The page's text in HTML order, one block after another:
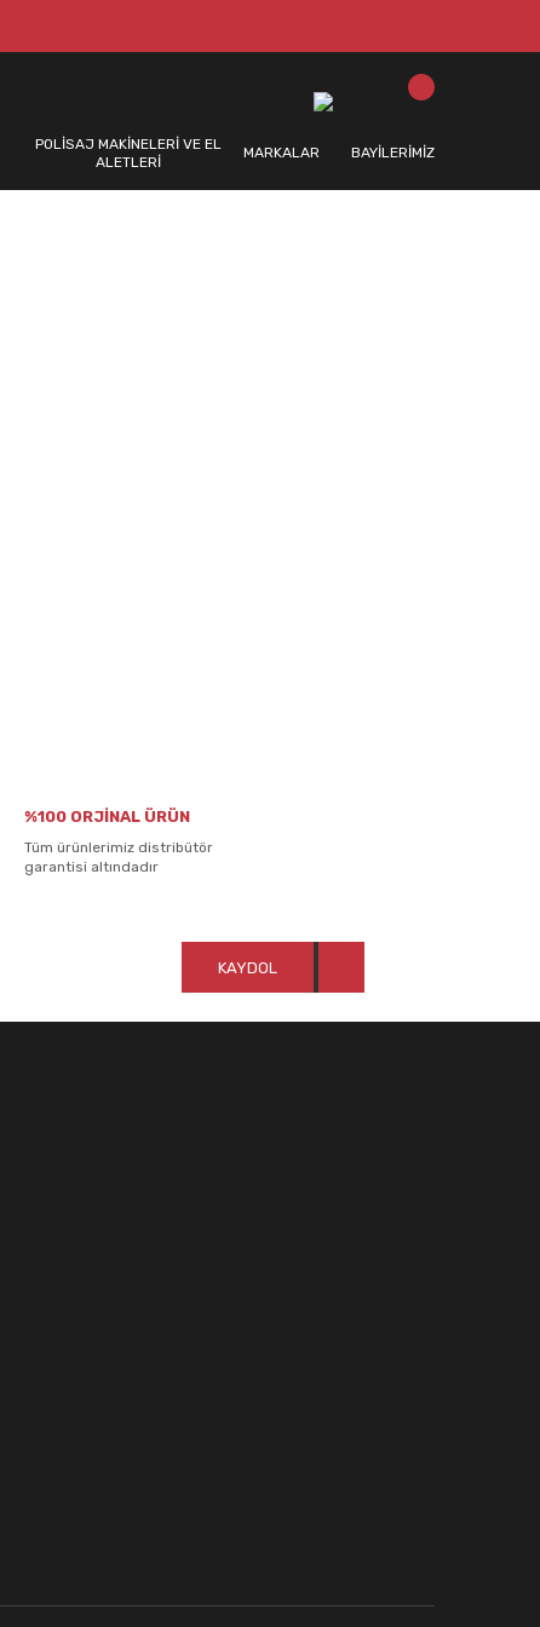
POLİSAJ MAKİNELERİ VE EL
ALETLERİ
MARKALAR BAYİLERİMİZ
%100 ORJİNAL ÜRÜN
Tüm ürünlerimiz distribütör
garantisi altındadır
KAYDOL